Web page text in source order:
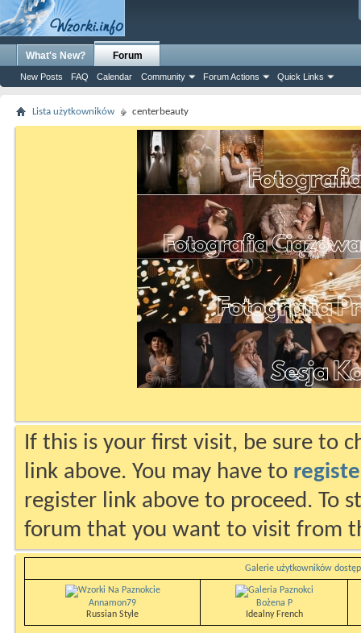
What's New? Forum
New Posts FAQ Calendar Community Forum Actions Quick Links
Lista użytkowników centerbeauty
If this is your first visit, be sure to
link above. You may have to
register link above to proceed. To
forum that you want to visit from
Galerie użytkowników
Annamon79
Russian Style
Bożena P
Idealny French